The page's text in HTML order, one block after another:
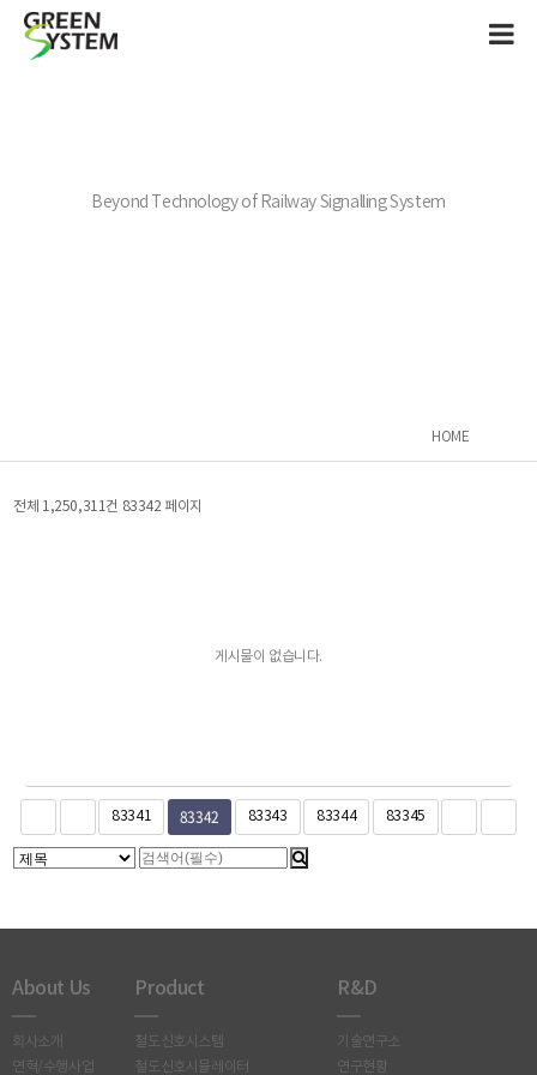
Beyond Technology of Railway Signalling System
HOME
전체 1,250,311건 83342 페이지
게시물이 없습니다.
83341 83342 83343 83344 83345
About Us
회사소개
연혁/수행사업
Product
철도신호시스템
철도신호시뮬레이터
R&D
기술연구소
연구현황